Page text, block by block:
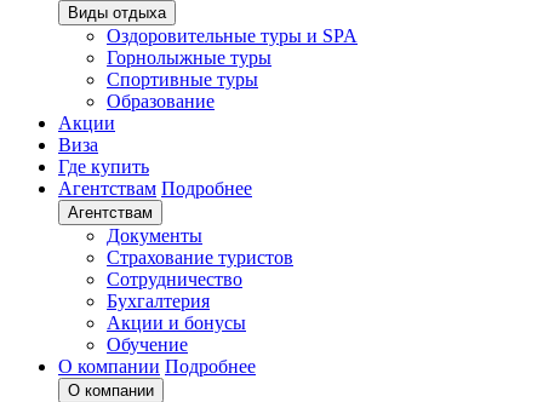
Виды отдыха
Оздоровительные туры и SPA
Горнолыжные туры
Спортивные туры
Образование
Акции
Виза
Где купить
Агентствам Подробнее
Агентствам
Документы
Страхование туристов
Сотрудничество
Бухгалтерия
Акции и бонусы
Обучение
О компании Подробнее
О компании